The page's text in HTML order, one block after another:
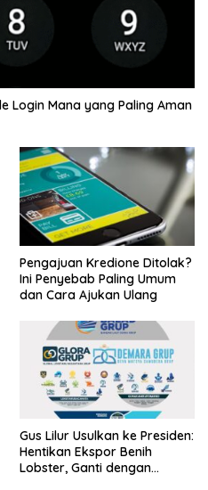
Login Mana yang Paling Aman
Pengajuan Kredione Ditolak?
Ini Penyebab Paling Umum
dan Cara Ajukan Ulang
Gus Lilur Usulkan ke Presiden:
Hentikan Ekspor Benih
Lobster, Ganti dengan